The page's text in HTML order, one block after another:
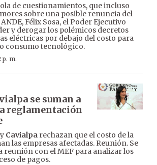
de cuestionamientos, que incluso
sobre una posible renuncia del
Félix Sosa, el Poder Ejecutivo
y derogar los polémicos decretos
eléctricas por debajo del costo para
consumo tecnológico.
p. m.
se suman a
reglamentación
y Cavialpa rechazan que el costo de la
las empresas afectadas. Reunión. Se
reunión con el MEF para analizar los
de pagos.